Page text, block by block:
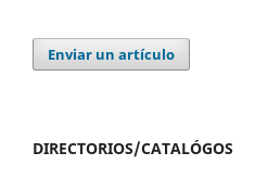
Enviar un artículo
DIRECTORIOS/CATALÓGOS